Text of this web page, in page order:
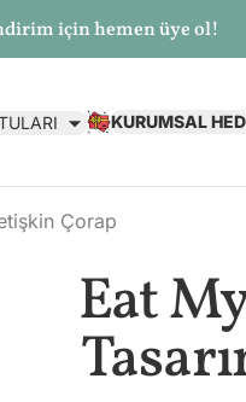
için hemen üye ol!
KURUMSAL
Çorap
Eat